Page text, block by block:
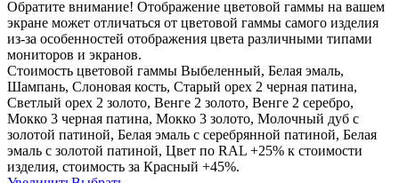
Обратите внимание! Отображение цветовой гаммы на вашем
экране может отличаться от цветовой гаммы самого изделия
из-за особенностей отображения цвета различными типами
мониторов и экранов.
Стоимость цветовой гаммы Выбеленный, Белая эмаль,
Шампань, Слоновая кость, Старый орех 2 черная патина,
Светлый орех 2 золото, Венге 2 золото, Венге 2 серебро,
Мокко 3 черная патина, Мокко 3 золото, Молочный дуб с
золотой патиной, Белая эмаль с серебрянной патиной, Белая
эмаль с золотой патиной, Цвет по RAL +25% к стоимости
изделия, стоимость за Красный +45%.